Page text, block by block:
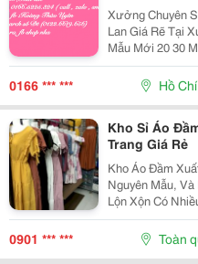
Xưởng Chuyên
Lan Giá Rẽ Tại
Mẫu Mới 20 30
Zalo Lấy Đơn Hàng Đầu Tiên Hoá Đơn 5 Sp Bất Kì Dc
Tính Giá Sỉ .Lần
0166 *** *** Hồ
Kho Sỉ Áo
Trang Giá Rẻ
Kho Áo Đầm
Nguyên Mẫu,
Lộn Xộn Có
&Hellip;55K.
Khoác Sơ Mi
Lô Có Nhiều...
0901 *** *** Toàn